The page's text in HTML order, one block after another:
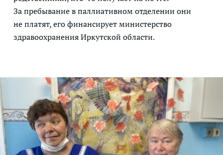
За пребывание в паллиативном отделении они
не платят, его финансирует министерство
здравоохранения Иркутской области.